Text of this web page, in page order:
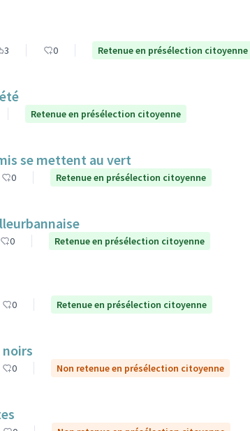
3 0 Retenue en présélection citoyenne
Retenue en présélection citoyenne
se mettent au vert
0 Retenue en présélection citoyenne
0 Retenue en présélection citoyenne
0 Retenue en présélection citoyenne
0 Non retenue en présélection citoyenne